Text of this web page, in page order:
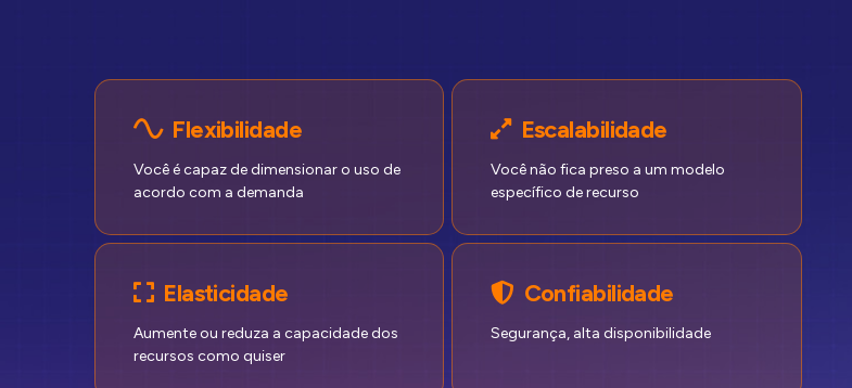
Flexibilidade
Você é capaz de dimensionar o uso de
acordo com a demanda
Escalabilidade
Você não fica preso a um modelo
específico de recurso
Elasticidade
Aumente ou reduza a capacidade dos
recursos como quiser
Confiabilidade
Segurança, alta disponibilidade